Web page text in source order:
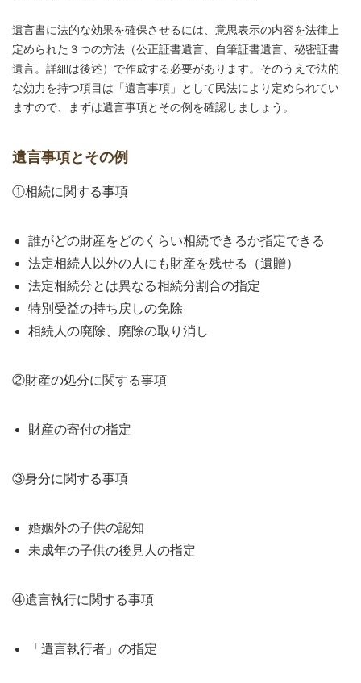
遺言書に法的な効果を確保させるには、意思表示の内容を法律上
定められた３つの方法（公正証書遺言、自筆証書遺言、秘密証書
遺言。詳細は後述）で作成する必要があります。そのうえで法的
な効力を持つ項目は「遺言事項」として民法により定められてい
ますので、まずは遺言事項とその例を確認しましょう。
遺言事項とその例
①相続に関する事項
誰がどの財産をどのくらい相続できるか指定できる
法定相続人以外の人にも財産を残せる（遺贈）
法定相続分とは異なる相続分割合の指定
特別受益の持ち戻しの免除
相続人の廃除、廃除の取り消し
②財産の処分に関する事項
財産の寄付の指定
③身分に関する事項
婚姻外の子供の認知
未成年の子供の後見人の指定
④遺言執行に関する事項
「遺言執行者」の指定